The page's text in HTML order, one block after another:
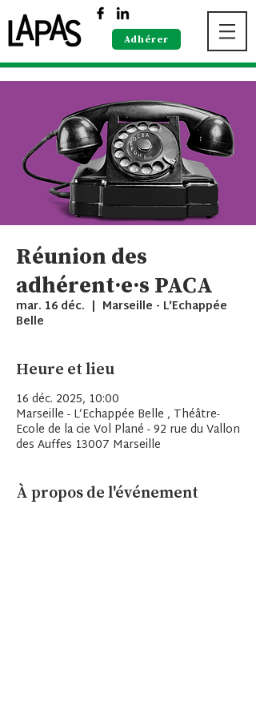
Adhérer
Réunion des
adhérent·e·s PACA
mar. 16 déc.
  |
Marseille - L’Echappée
Belle
Heure et lieu
16 déc. 2025, 10:00
Marseille - L’Echappée Belle , Théâtre-
Ecole de la cie Vol Plané - 92 rue du Vallon
des Auffes 13007 Marseille
À propos de l'événement